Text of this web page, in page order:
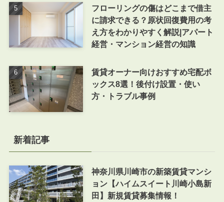
フローリングの傷はどこまで借主
に請求できる？原状回復費用の考
え方をわかりやすく解説|アパート
経営・マンション経営の知識
賃貸オーナー向けおすすめ宅配ボ
ックス8選！後付け設置・使い
方・トラブル事例
新着記事
神奈川県川崎市の新築賃貸マンシ
ョン【ハイムスイート川崎小島新
田】新規賃貸募集情報！